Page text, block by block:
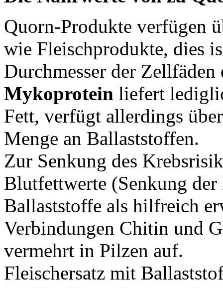
Quorn-Produkte verfügen
wie Fleischprodukte, dies
Durchmesser der
Mykoprotein liefert
Fett, verfügt allerdings
Menge an Ballaststoffen.
Zur Senkung des
Blutfettwerte (Senkung
Ballaststoffe als hilfreich
Verbindungen Chitin und
vermehrt in Pilzen auf.
Fleischersatz mit